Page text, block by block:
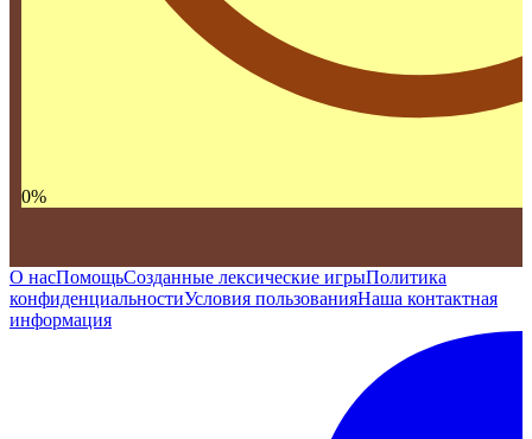
0%
О насПомощьСозданные лексические игрыПолитика
конфиденциальностиУсловия пользованияНаша контактная
информация